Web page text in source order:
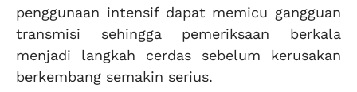
penggunaan intensif dapat memicu gangguan
transmisi sehingga pemeriksaan berkala
menjadi langkah cerdas sebelum kerusakan
berkembang semakin serius.